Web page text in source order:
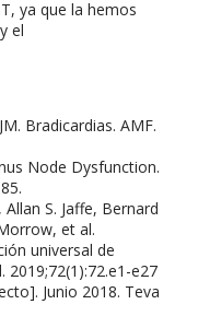
ya que la hemos
el
Bradicardias. AMF.
Node Dysfunction.
S. Jaffe, Bernard
et al.
universal de
2019;72(1):72.e1-e27
Junio 2018. Teva